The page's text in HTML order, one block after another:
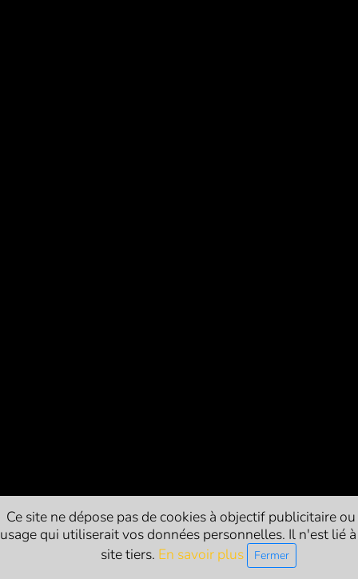
Ce site ne dépose pas de cookies à objectif publicitaire
usage qui utiliserait vos données personnelles. Il n'est lié
site tiers. En savoir plus Fermer